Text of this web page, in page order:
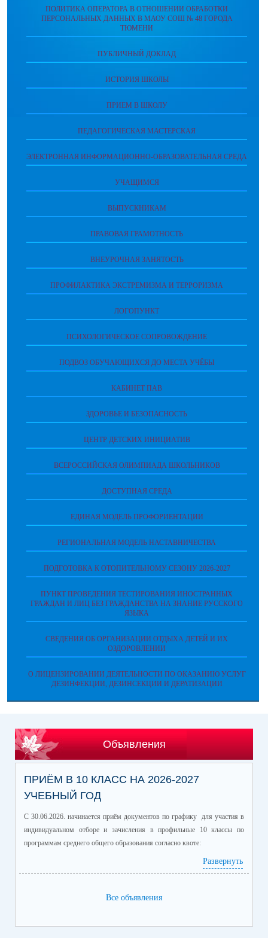
ПОЛИТИКА ОПЕРАТОРА В ОТНОШЕНИИ ОБРАБОТКИ
ПЕРСОНАЛЬНЫХ ДАННЫХ В МАОУ СОШ № 48 ГОРОДА
ТЮМЕНИ
ПУБЛИЧНЫЙ ДОКЛАД
ИСТОРИЯ ШКОЛЫ
ПРИЕМ В ШКОЛУ
ПЕДАГОГИЧЕСКАЯ МАСТЕРСКАЯ
ЭЛЕКТРОННАЯ ИНФОРМАЦИОННО-ОБРАЗОВАТЕЛЬНАЯ СРЕДА
УЧАЩИМСЯ
ВЫПУСКНИКАМ
ПРАВОВАЯ ГРАМОТНОСТЬ
ВНЕУРОЧНАЯ ЗАНЯТОСТЬ
ПРОФИЛАКТИКА ЭКСТРЕМИЗМА И ТЕРРОРИЗМА
ЛОГОПУНКТ
ПСИХОЛОГИЧЕСКОЕ СОПРОВОЖДЕНИЕ
ПОДВОЗ ОБУЧАЮЩИХСЯ ДО МЕСТА УЧЁБЫ
КАБИНЕТ ПАВ
ЗДОРОВЬЕ И БЕЗОПАСНОСТЬ
ЦЕНТР ДЕТСКИХ ИНИЦИАТИВ
ВСЕРОССИЙСКАЯ ОЛИМПИАДА ШКОЛЬНИКОВ
ДОСТУПНАЯ СРЕДА
ЕДИНАЯ МОДЕЛЬ ПРОФОРИЕНТАЦИИ
РЕГИОНАЛЬНАЯ МОДЕЛЬ НАСТАВНИЧЕСТВА
ПОДГОТОВКА К ОТОПИТЕЛЬНОМУ СЕЗОНУ 2026-2027
ПУНКТ ПРОВЕДЕНИЯ ТЕСТИРОВАНИЯ ИНОСТРАННЫХ
ГРАЖДАН И ЛИЦ БЕЗ ГРАЖДАНСТВА НА ЗНАНИЕ РУССКОГО
ЯЗЫКА
СВЕДЕНИЯ ОБ ОРГАНИЗАЦИИ ОТДЫХА ДЕТЕЙ И ИХ
ОЗДОРОВЛЕНИИ
О ЛИЦЕНЗИРОВАНИИ ДЕЯТЕЛЬНОСТИ ПО ОКАЗАНИЮ УСЛУГ
ДЕЗИНФЕКЦИИ, ДЕЗИНСЕКЦИИ И ДЕРАТИЗАЦИИ
Объявления
ПРИЁМ В 10 КЛАСС НА 2026-2027
УЧЕБНЫЙ ГОД
С 30.06.2026. начинается приём документов по графику для участия в
индивидуальном отборе и зачисления в профильные 10 классы по
программам среднего общего образования согласно квоте:
Количество
информационно-технологический
Развернуть
Все объявления